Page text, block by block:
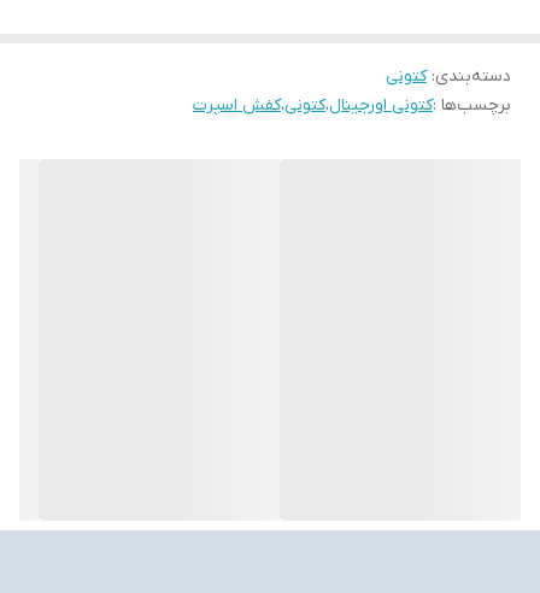
دسته‌بندی:کتونی
برچسب‌ها :کتونی اورجینال،کتونی،کفش اسپرت